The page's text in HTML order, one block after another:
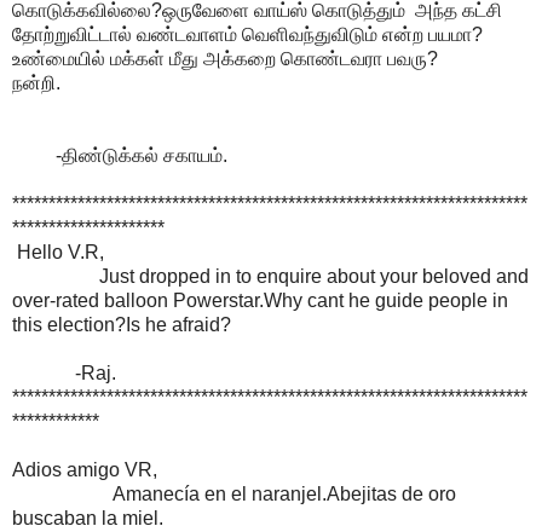
கொடுக்கவில்லை?ஒருவேளை வாய்ஸ் கொடுத்தும் அந்த கட்சி
தோற்றுவிட்டால் வண்டவாளம் வெளிவந்துவிடும் என்ற பயமா?
உண்மையில் மக்கள் மீது அக்கறை கொண்டவரா பவரு?
நன்றி.
-திண்டுக்கல் சகாயம்.
***********************************************************************
*********************
Hello V.R,
Just dropped in to enquire about your beloved and
over-rated balloon Powerstar.Why cant he guide people in
this election?Is he afraid?
-Raj.
***********************************************************************
************
Adios amigo VR,
Amanecía en el naranjel.Abejitas de oro
buscaban la miel.